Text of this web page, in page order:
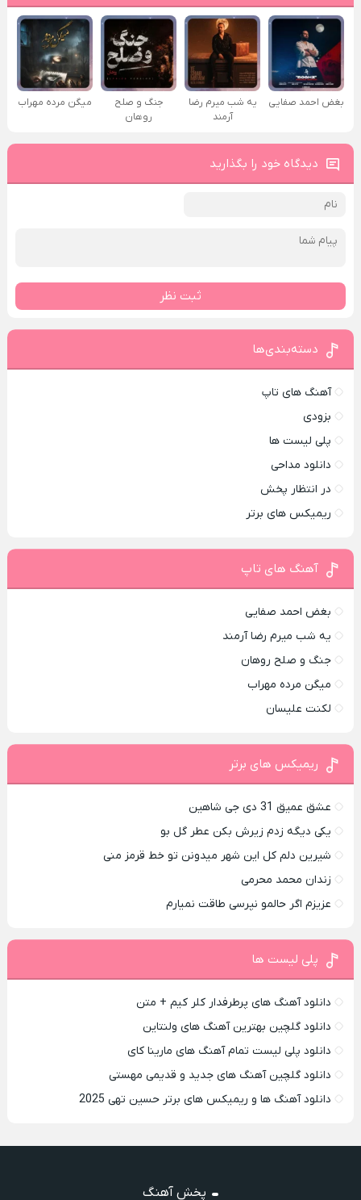
بغض احمد صفایی
یه شب میرم رضا
آرمند
جنگ و صلح
روهان
میگن مرده مهراب
دیدگاه خود را بگذارید
ثبت نظر
دسته‌بندی‌ها
آهنگ های تاپ
بزودی
پلی لیست ها
دانلود مداحی
در انتظار پخش
ریمیکس های برتر
آهنگ های تاپ
بغض احمد صفایی
یه شب میرم رضا آرمند
جنگ و صلح روهان
میگن مرده مهراب
لکنت علیسان
ریمیکس های برتر
عشق عمیق 31 دی جی شاهین
یکی دیگه زدم زیرش بکن عطر گل بو
شیرین دلم کل این شهر میدونن تو خط قرمز منی
زندان محمد محرمی
عزیزم اگر حالمو نپرسی طاقت نمیارم
پلی لیست ها
دانلود آهنگ های پرطرفدار کلر کیم + متن
دانلود گلچین بهترین آهنگ های ولنتاین
دانلود پلی لیست تمام آهنگ های مارینا کای
دانلود گلچین آهنگ های جدید و قدیمی مهستی
دانلود آهنگ ها و ریمیکس های برتر حسین تهی 2025
پخش آهنگ